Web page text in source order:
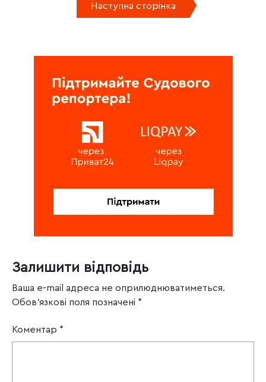
Наступна сторінка
Залишити відповідь
Ваша e-mail адреса не оприлюднюватиметься.
Обов’язкові поля позначені *
Коментар *